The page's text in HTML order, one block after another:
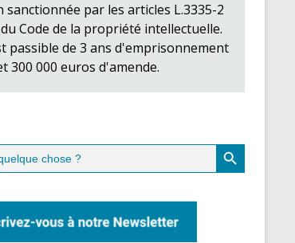
sanctionnée par les articles L.3335-2
Code de la propriété intellectuelle.
passible de 3 ans d'emprisonnement
300 000 euros d'amende.
Search Button